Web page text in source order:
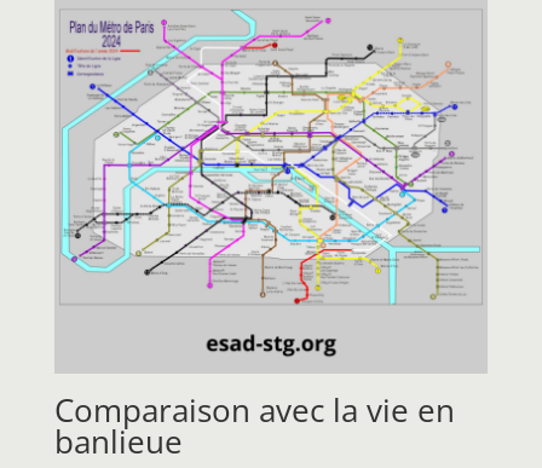
Comparaison avec la vie en
banlieue